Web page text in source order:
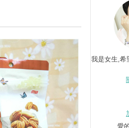
我是女生,希
愛